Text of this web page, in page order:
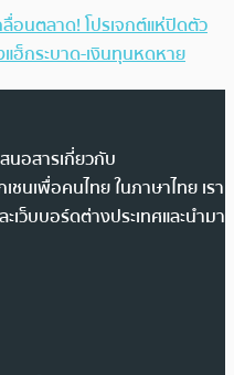
อนตลาด! โปรเจกต์แห่ปิดตัว
ฮ็กระบาด-เงินทุนหดหาย
นอสารเกี่ยวกับ
ชนเพื่อคนไทย ในภาษาไทย เรา
ว็บบอร์ดต่างประเทศและนำมา